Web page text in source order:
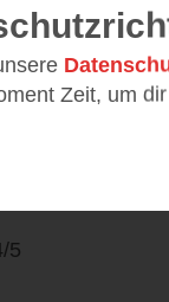
5
Zeit, um